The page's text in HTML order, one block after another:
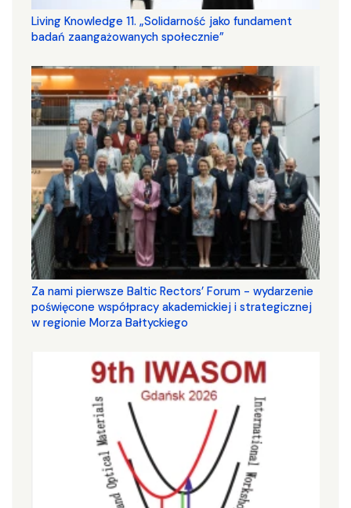
Living Knowledge 11. „Solidarność jako fundament
badań zaangażowanych społecznie”
Za nami pierwsze Baltic Rectors’ Forum - wydarzenie
poświęcone współpracy akademickiej i strategicznej
w regionie Morza Bałtyckiego